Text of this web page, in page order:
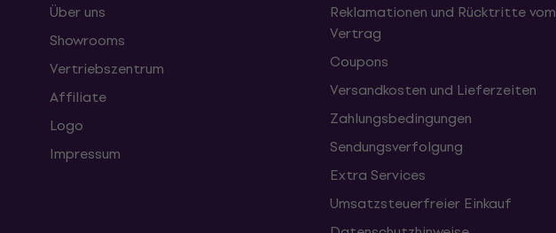
Über uns
Showrooms
Vertriebszentrum
Affiliate
Logo
Impressum
Reklamationen und Rücktritte vom
Vertrag
Coupons
Versandkosten und Lieferzeiten
Zahlungsbedingungen
Sendungsverfolgung
Extra Services
Umsatzsteuerfreier Einkauf